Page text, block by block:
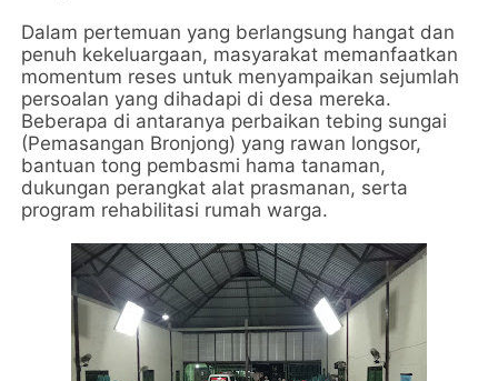
Dalam pertemuan yang berlangsung hangat dan
penuh kekeluargaan, masyarakat memanfaatkan
momentum reses untuk menyampaikan sejumlah
persoalan yang dihadapi di desa mereka.
Beberapa di antaranya perbaikan tebing sungai
(Pemasangan Bronjong) yang rawan longsor,
bantuan tong pembasmi hama tanaman,
dukungan perangkat alat prasmanan, serta
program rehabilitasi rumah warga.